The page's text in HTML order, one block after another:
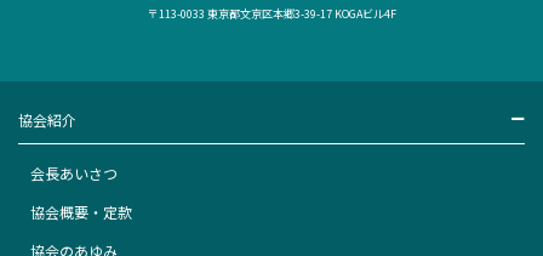
〒113-0033 東京都文京区本郷3-39-17 KOGAビル4F
協会紹介
会長あいさつ
協会概要・定款
協会のあゆみ